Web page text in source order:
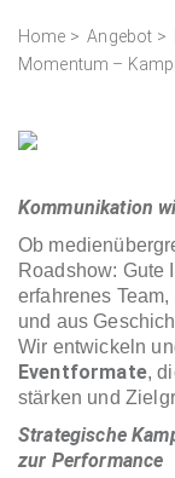
Home >Angebot >
Momentum –
Kommunikation
Ob
Roadshow: Gute
erfahrenes
und aus
Wir entwickeln
Eventformate,
stärken und
Strategische
zur Performance